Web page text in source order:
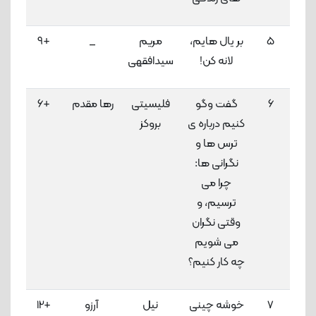
5
بر یال هایم،
لانه کن!
مریم
سیدافقهی
_
+9
6
گفت وگو
کنیم درباره ی
ترس ها و
نگرانی ها:
چرا می
ترسیم، و
وقتی نگران
می شویم
چه کار کنیم؟
فلیسیتی
بروکز
رها مقدم
+6
7
خوشه چینی
نیل
آرزو
+12